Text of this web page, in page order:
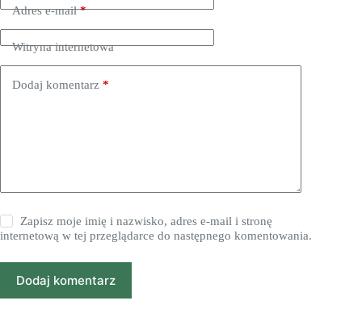
Adres e-mail*
Witryna internetowa
Dodaj komentarz *
Zapisz moje imię i nazwisko, adres e-mail i stronę
internetową w tej przeglądarce do następnego komentowania.
Dodaj komentarz